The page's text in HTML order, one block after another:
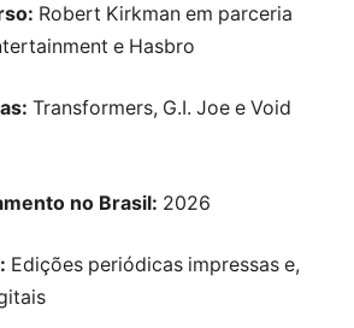
Robert Kirkman em parceria
e Hasbro
Transformers, G.I. Joe e Void
no Brasil: 2026
Edições periódicas impressas e,